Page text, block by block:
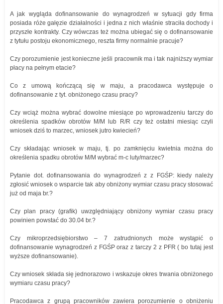
A jak wygląda dofinansowanie do wynagrodzeń w sytuacji gdy firma
posiada róże gałęzie działalności i jedna z nich właśnie straciła dochody i
przyszłe kontrakty. Czy wówczas też można ubiegać się o dofinansowanie
z tytułu postoju ekonomicznego, reszta firmy normalnie pracuje?
Czy porozumienie jest konieczne jeśli pracownik ma i tak najniższy wymiar
płacy na pełnym etacie?
Co z umową kończącą się w maju, a pracodawca występuje o
dofinansowanie z tyt. obniżonego czasu pracy?
Czy wciąż można wybrać dowolne miesiące po wprowadzeniu tarczy do
określenia spadków obrotów M/M lub R/R czy też ostatni miesiąc czyli
wniosek dziś to marzec, wniosek jutro kwiecień?
Czy składając wniosek w maju, tj. po zamknięciu kwietnia można do
określenia spadku obrotów M/M wybrać m-c luty/marzec?
Pytanie dot. dofinansowania do wynagrodzeń z z FGŚP: kiedy należy
zgłosić wniosek o wsparcie tak aby obniżony wymiar czasu pracy stosować
już od maja br.?
Czy plan pracy (grafik) uwzględniający obniżony wymiar czasu pracy
powinien powstać do 30.04 br.?
Czy mikroprzedsiębiorstwo – 7 zatrudnionych może wystąpić o
dofinansowanie wynagrodzeń z FGŚP oraz z tarczy 2 z PFR ( bo tutaj jest
wyższe dofinansowanie).
Czy wniosek składa się jednorazowo i wskazuje okres trwania obniżonego
wymiaru czasu pracy?
Pracodawca z grupą pracowników zawiera porozumienie o obniżeniu